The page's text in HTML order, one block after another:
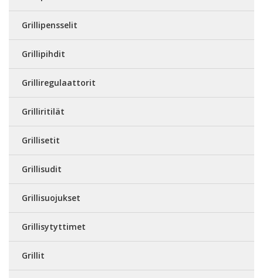
Grillipensselit
Grillipihdit
Grilliregulaattorit
Grilliritilät
Grillisetit
Grillisudit
Grillisuojukset
Grillisytyttimet
Grillit